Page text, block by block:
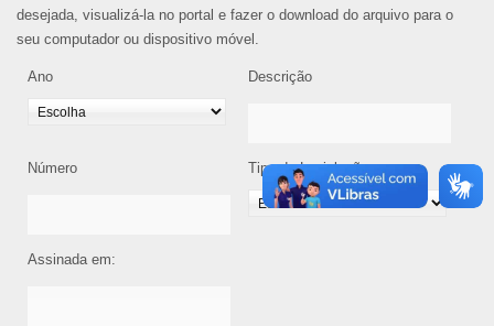
desejada, visualizá-la no portal e fazer o download do arquivo para o
seu computador ou dispositivo móvel.
Ano Descrição
Número Tipo de Legislação
Assinada em: